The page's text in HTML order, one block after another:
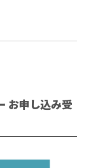
お申し込み受